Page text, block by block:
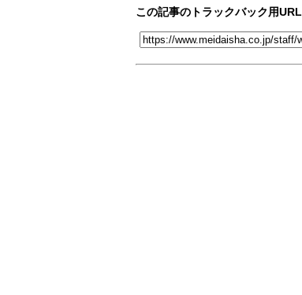
この記事のトラックバック用URL